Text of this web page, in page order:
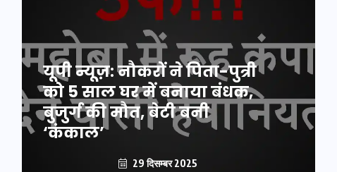
यूपी न्यूज़: नौकरों ने पिता-पुत्री
को 5 साल घर में बनाया बंधक,
बुजुर्ग की मौत, बेटी बनी
‘कंकाल’
29 दिसम्बर 2025